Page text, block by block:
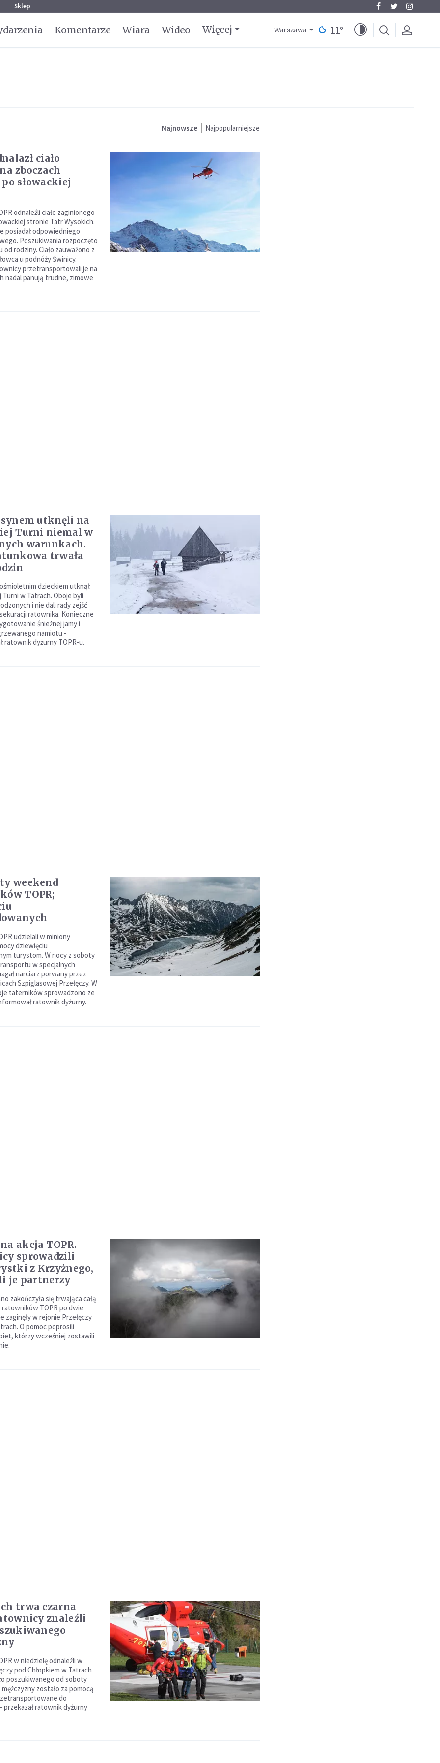
Sklep
Komentarze Wiara Wideo Więcej Warszawa 11°
Najnowsze Najpopularniejsze
ciało
zboczach
słowackiej
odnaleźli ciało zaginionego
stronie Tatr Wysokich.
posiadał odpowiedniego
Poszukiwania rozpoczęto
od rodziny. Ciało zauważono z
u podnóży Świnicy.
przetransportowali je na
nadal panują trudne, zimowe
synem utknęli na
Turni niemal w
warunkach.
trwała
dzieckiem utknął
Turni w Tatrach. Oboje byli
i nie dali rady zejść
ratownika. Konieczne
śnieżnej jamy i
namiotu -
ratownik dyżurny TOPR-u.
weekend
TOPR;
udzielali w miniony
dziewięciu
turystom. W nocy z soboty
w specjalnych
narciarz porwany przez
Szpiglasowej Przełęczy. W
taterników sprowadzono ze
ratownik dyżurny.
akcja TOPR.
sprowadzili
z Krzyżnego,
je partnerzy
zakończyła się trwająca całą
TOPR po dwie
zaginęły w rejonie Przełęczy
O pomoc poprosili
którzy wcześniej zostawili
trwa czarna
znaleźli
w niedzielę odnaleźli w
pod Chłopkiem w Tatrach
poszukiwanego od soboty
mężczyzny zostało za pomocą
do
przekazał ratownik dyżurny